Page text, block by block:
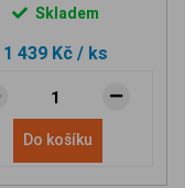
Skladem
1 439 Kč / ks
Do košíku